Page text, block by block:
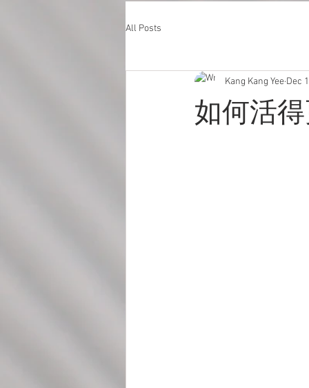
All Posts
如何活
Kang Kang Yee Dec